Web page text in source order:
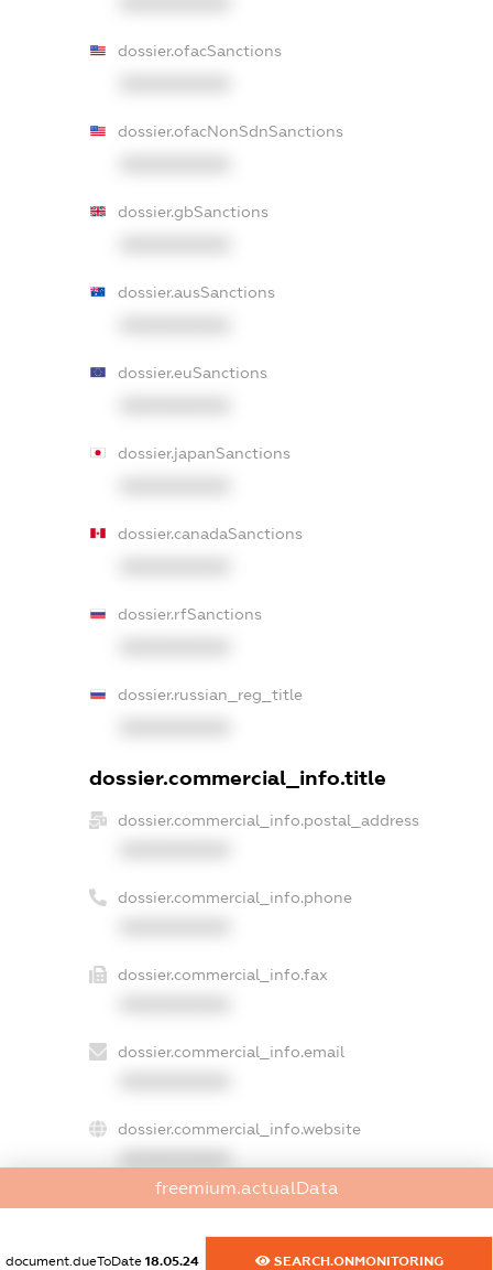
dossier.ofacSanctions
dossier.ofacNonSdnSanctions
dossier.gbSanctions
dossier.ausSanctions
dossier.euSanctions
dossier.japanSanctions
dossier.canadaSanctions
dossier.rfSanctions
dossier.russian_reg_title
dossier.commercial_info.title
dossier.commercial_info.postal_address
dossier.commercial_info.phone
dossier.commercial_info.fax
dossier.commercial_info.email
dossier.commercial_info.website
dossier.commercial_info.activity
XXXXXXXXXX
freemium.actualData
document.dueToDate 18.05.24 SEARCH.ONMONITORING